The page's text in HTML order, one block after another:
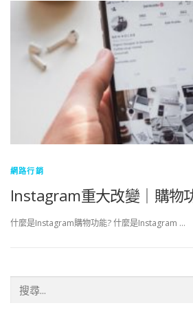
網路行銷
Instagram重大改變｜購物
什麼是Instagram購物功能? 什麼是Instagram …